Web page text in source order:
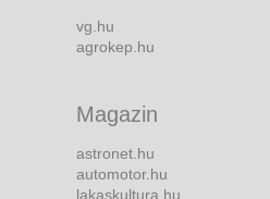
vg.hu
agrokep.hu
Magazin
astronet.hu
automotor.hu
lakaskultura.hu